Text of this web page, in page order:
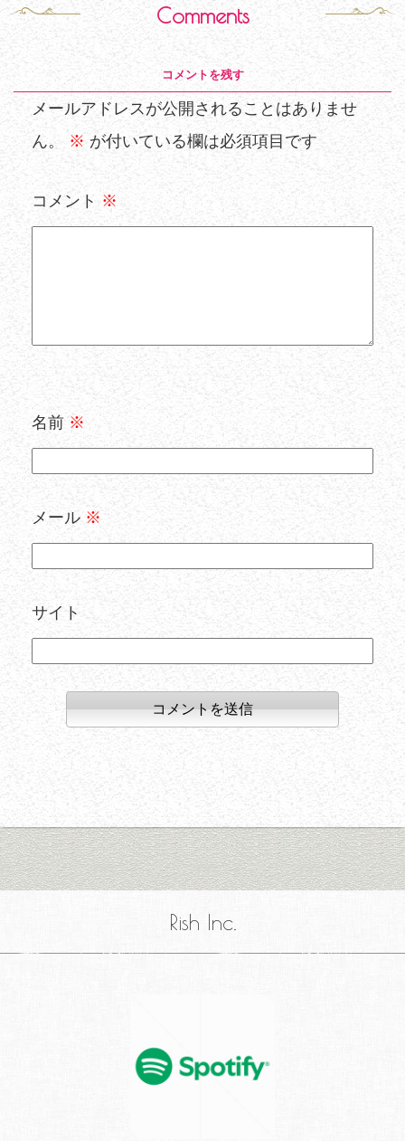
Comments
コメントを残す
メールアドレスが公開されることはありませ
ん。
※ が付いている欄は必須項目です
コメント ※
名前 ※
メール ※
サイト
Rish Inc.